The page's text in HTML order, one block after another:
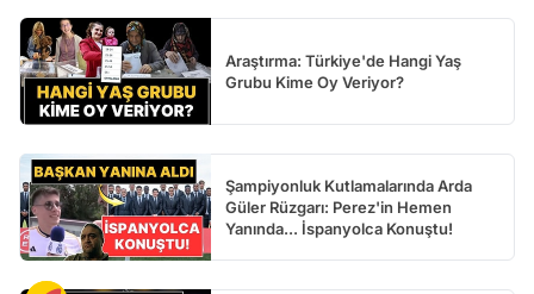
Araştırma: Türkiye'de Hangi Yaş
Grubu Kime Oy Veriyor?
Şampiyonluk Kutlamalarında Arda
Güler Rüzgarı: Perez'in Hemen
Yanında... İspanyolca Konuştu!